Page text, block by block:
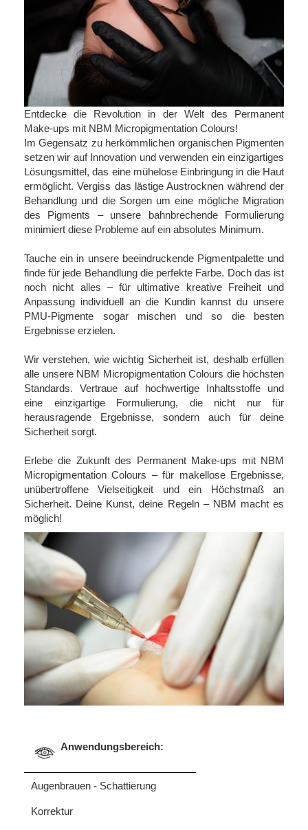
Entdecke die Revolution in der Welt des Permanent
Make-ups mit NBM Micropigmentation Colours!
Im Gegensatz zu herkömmlichen organischen Pigmenten
setzen wir auf Innovation und verwenden ein einzigartiges
Lösungsmittel, das eine mühelose Einbringung in die Haut
ermöglicht. Vergiss das lästige Austrocknen während der
Behandlung und die Sorgen um eine mögliche Migration
des Pigments – unsere bahnbrechende Formulierung
minimiert diese Probleme auf ein absolutes Minimum.
Tauche ein in unsere beeindruckende Pigmentpalette und
finde für jede Behandlung die perfekte Farbe. Doch das ist
noch nicht alles – für ultimative kreative Freiheit und
Anpassung individuell an die Kundin kannst du unsere
PMU-Pigmente sogar mischen und so die besten
Ergebnisse erzielen.
Wir verstehen, wie wichtig Sicherheit ist, deshalb erfüllen
alle unsere NBM Micropigmentation Colours die höchsten
Standards. Vertraue auf hochwertige Inhaltsstoffe und
eine einzigartige Formulierung, die nicht nur für
herausragende Ergebnisse, sondern auch für deine
Sicherheit sorgt.
Erlebe die Zukunft des Permanent Make-ups mit NBM
Micropigmentation Colours – für makellose Ergebnisse,
unübertroffene Vielseitigkeit und ein Höchstmaß an
Sicherheit. Deine Kunst, deine Regeln – NBM macht es
möglich!
Anwendungsbereich:
Augenbrauen - Schattierung
Korrektur